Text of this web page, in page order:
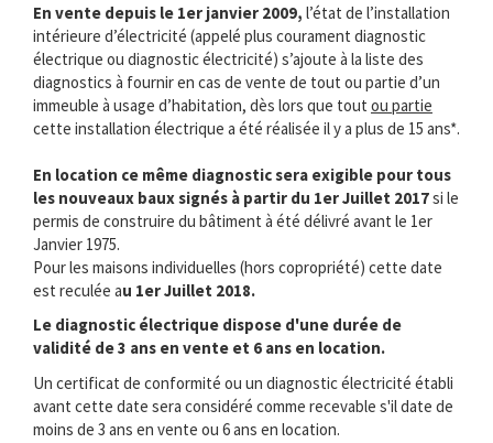
En vente depuis le 1er janvier 2009, l’état de l’installation
intérieure d’électricité (appelé plus courament diagnostic
électrique ou diagnostic électricité) s’ajoute à la liste des
diagnostics à fournir en cas de vente de tout ou partie d’un
immeuble à usage d’habitation, dès lors que tout ou partie
cette installation électrique a été réalisée il y a plus de 15 ans*.
En location ce même diagnostic sera exigible pour tous
les nouveaux baux signés à partir du 1er Juillet 2017si le
permis de construire du bâtiment à été délivré avant le 1er
Janvier 1975.
Pour les maisons individuelles (hors copropriété) cette date
est reculée au 1er Juillet 2018.
Le diagnostic électrique dispose d'une durée de
validité de 3 ans en vente et 6 ans en location.
Un certificat de conformité ou un diagnostic électricité établi
avant cette date sera considéré comme recevable s'il date de
moins de 3 ans en vente ou 6 ans en location.